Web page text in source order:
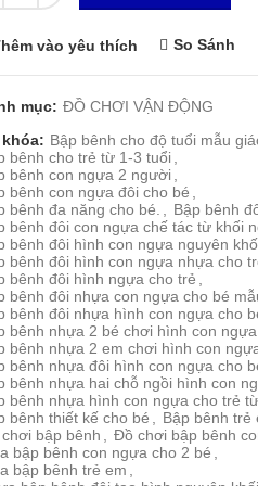
vào yêu thích So Sánh
mục: ĐỒ CHƠI VẬN ĐỘNG
Bập bênh cho độ tuổi mẫu
bênh cho trẻ từ 1-3 tuổi ,
bênh con ngựa 2 người ,
bênh con ngựa đôi cho bé ,
bênh đa năng cho bé. , Bập bênh
bênh đôi con ngựa chế tác từ khối
bênh đôi hình con ngựa nguyên
bênh đôi hình con ngựa nhựa cho
bênh đôi hình ngựa cho trẻ ,
bênh đôi nhựa con ngựa cho bé
bênh đôi nhựa hình con ngựa cho
bênh nhựa 2 bé chơi hình con ngựa
bênh nhựa 2 em chơi hình con
bênh nhựa đôi hình con ngựa cho
bênh nhựa hai chỗ ngồi hình con
bênh nhựa hình con ngựa cho trẻ
bênh thiết kế cho bé , Bập bênh trẻ
bập bênh , Đồ chơi bập bênh
bập bênh con ngựa cho 2 bé ,
bập bênh trẻ em ,